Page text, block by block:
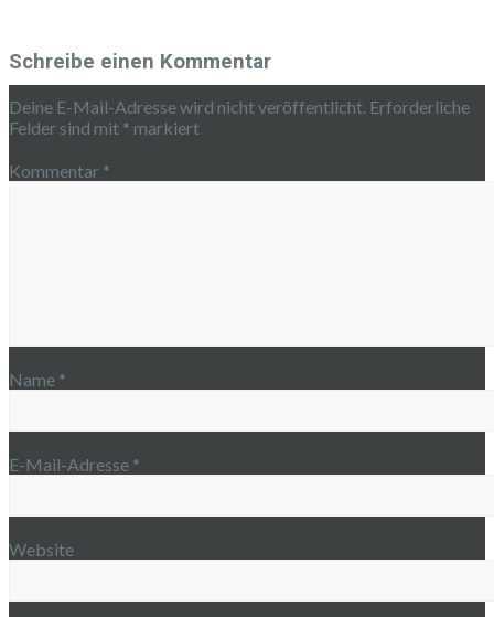
Schreibe einen Kommentar
Deine E-Mail-Adresse wird nicht veröffentlicht. Erforderliche
Felder sind mit * markiert
Kommentar *
Name *
E-Mail-Adresse *
Website